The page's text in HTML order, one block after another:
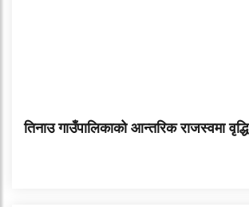
तिनाउ गाउँपालिकाको आन्तरिक राजस्वमा वृद्धि